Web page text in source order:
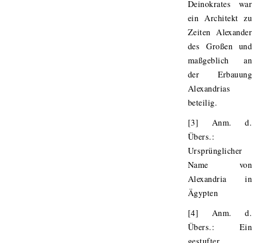
Deinokrates war
ein Architekt zu
Zeiten Alexander
des Großen und
maßgeblich an
der Erbauung
Alexandrias
beteilig.
[3] Anm. d.
Übers.:
Ursprünglicher
Name von
Alexandria in
Ägypten
[4] Anm. d.
Übers.: Ein
gestufter